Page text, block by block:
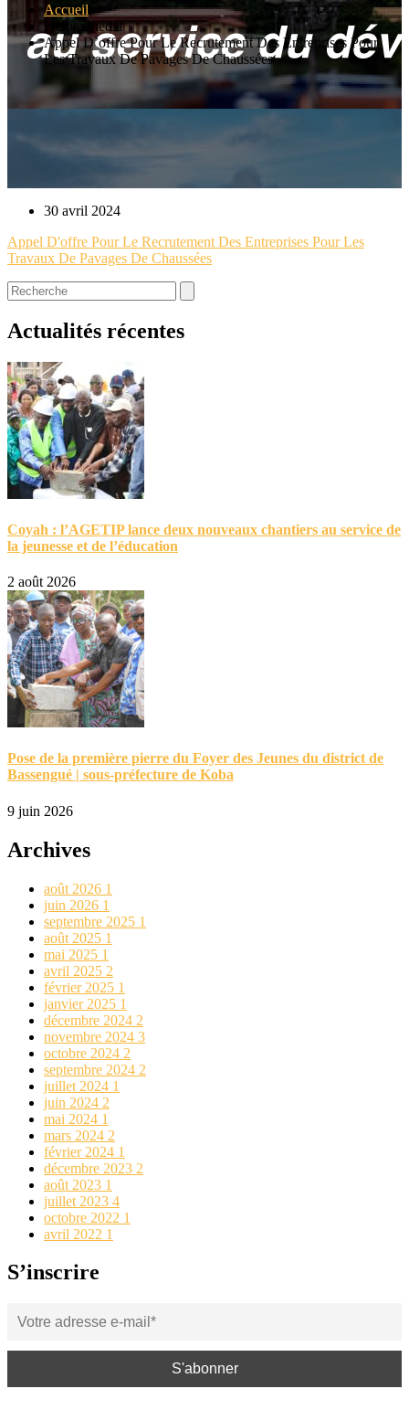
Accueil
Fichier média
Appel D’offre Pour Le Recrutement Des Entreprises Pour
Les Travaux De Pavages De Chaussées
30 avril 2024
Appel D'offre Pour Le Recrutement Des Entreprises Pour Les
Travaux De Pavages De Chaussées
Actualités récentes
Coyah : l’AGETIP lance deux nouveaux chantiers au service de
la jeunesse et de l’éducation
2 août 2026
Pose de la première pierre du Foyer des Jeunes du district de
Bassengué | sous-préfecture de Koba
9 juin 2026
Archives
août 2026 1
juin 2026 1
septembre 2025 1
août 2025 1
mai 2025 1
avril 2025 2
février 2025 1
janvier 2025 1
décembre 2024 2
novembre 2024 3
octobre 2024 2
septembre 2024 2
juillet 2024 1
juin 2024 2
mai 2024 1
mars 2024 2
février 2024 1
décembre 2023 2
août 2023 1
juillet 2023 4
octobre 2022 1
avril 2022 1
S’inscrire